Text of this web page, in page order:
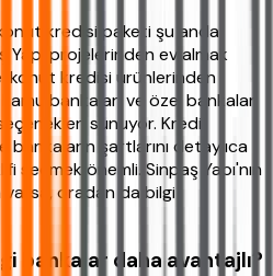
kredisi paketi şu anda
Yapı projelerinden ev almak
konut kredisi ürünlerinden
kamu bankaları ve özel bankalar
sunuyor. Kredi
şartlarını detaylıca
seçmek önemli. Sinpaş Yapı'nın
varsa, oradan da bilgi
bankalar daha avantajlı?